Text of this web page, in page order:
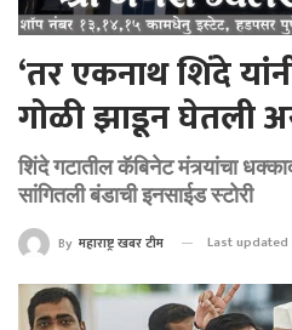
‘तर एकनाथ शिंदे
गोळी झाडून घेतली
शिंदे गटातील कॅबिनेट मंत्र्यांचा
सांगितली बंडाची इनसाईड स्टोरी
By महाराष्ट्र खबर टीम Last updated